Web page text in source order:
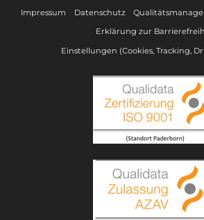
Impressum Datenschutz
Erklärung zur
Einstellungen (Cookies, Tracking,